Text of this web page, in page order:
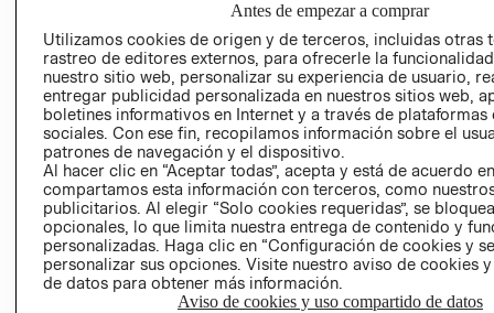
RELACIÓN CON
INVERSIONISTAS
POLÍTICA
EMPRESARIAL
- RETIRO EN
TIENDA
TÉRMINOS Y
CONDICIONES
AVISO DE
PRIVACIDAD
GIFT CARD
AVISO DE
COOKIES
Antes de empezar a comprar
Utilizamos cookies de origen y de terceros, incluidas otras
rastreo de editores externos, para ofrecerle la
nuestro sitio web, personalizar su experiencia de usuario,
entregar publicidad personalizada en nuestros sitios web,
boletines informativos en Internet y a través de plataformas
sociales. Con ese fin, recopilamos información sobre el
patrones de navegación y el dispositivo.
Al hacer clic en “Aceptar todas”, acepta y está de acuerdo
compartamos esta información con terceros, como
publicitarios. Al elegir “Solo cookies requeridas”, se
opcionales, lo que limita nuestra entrega de contenido y
personalizadas. Haga clic en “Configuración de cookies y
personalizar sus opciones. Visite nuestro aviso de cookies
de datos para obtener más información.
Aviso de cookies y uso compartido de datos